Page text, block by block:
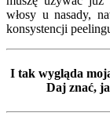
włosy u nasady,
konsystencji
I tak wygląda
Daj znać,